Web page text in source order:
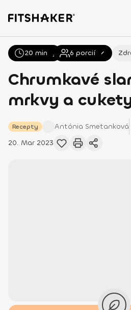
Všetky Recepty
Chrumkavé
mrkvy a
Recepty Antónia Smetanková
20. Mar 2023
20 min 6 porcií